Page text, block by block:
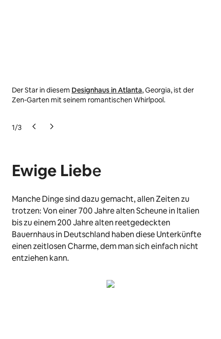
Der Star in diesem Designhaus in Atlanta, Georgia, ist der
Zen-Garten mit seinem romantischen Whirlpool.
1/3
Ewige Liebe
Manche Dinge sind dazu gemacht, allen Zeiten zu
trotzen: Von einer 700 Jahre alten Scheune in Italien
bis zu einem 200 Jahre alten reetgedeckten
Bauernhaus in Deutschland haben diese Unterkünfte
einen zeitlosen Charme, dem man sich einfach nicht
entziehen kann.